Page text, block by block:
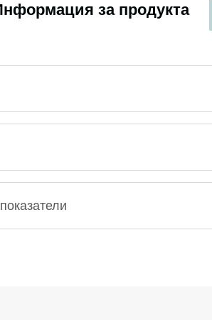
за продукта